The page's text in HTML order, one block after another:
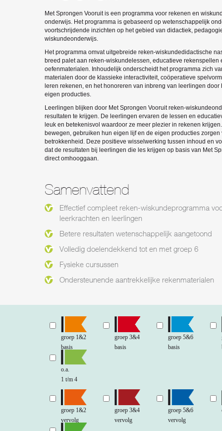
Met Sprongen Vooruit is een programma voor rekenen en
onderwijs. Het programma is gebaseerd op wetenschappelijk
voortschrijdende inzichten op het gebied van didactiek,
wiskundeonderwijs.
Het programma omvat uitgebreide reken-wiskundedidactische
breed palet aan reken-wiskundelessen, educatieve rekenspellen
oefenmaterialen. Inhoudelijk onderscheidt het programma zich
materialen door de klassieke interactiviteit, coöperatieve
leren rekenen, en het honoreren van inbreng van leerlingen door
eigen producties.
Leerlingen blijken door Met Sprongen Vooruit reken-
resultaten te krijgen. De leerlingen ervaren de lessen en
leuk en betekenisvol waardoor ze meer plezier in rekenen
bewegen, gebruiken hun eigen lijf en de eigen producties zorgen
betrokkenheid. Deze positieve wisselwerking tussen inhoud en
dat de resultaten bij leerlingen die les krijgen op basis van Met
direct omhooggaan.
Samenvattend
Effectief compleet reken-wiskundeprogramma
leerkrachten en leerlingen
Betere resultaten wetenschappelijk aangetoond
Volledig doelendekkend tot en met groep 6
Fysieke cursussen
Ondersteunende aantrekkelijke rekenmaterialen
groep 1&2
basis
groep 3&4
basis
groep 5&6
basis
o.a.
1 t/m 4
groep 1&2
vervolg
groep 3&4
vervolg
groep 5&6
vervolg